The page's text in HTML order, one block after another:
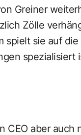
Greiner
Zölle
sie auf
­spezialisiert
CEO aber auch